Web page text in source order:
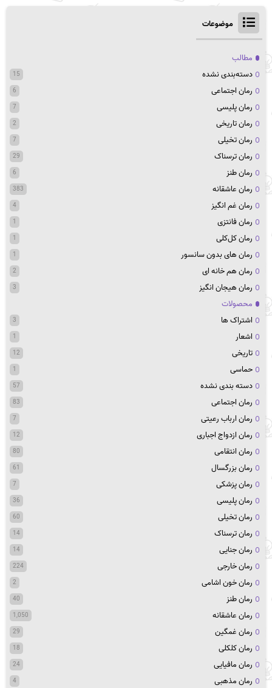
موضوعات
مطالب
دسته‌بندی نشده
15
رمان اجتماعی 6
رمان پلیسی 7
رمان تاریخی 2
رمان تخیلی 7
رمان ترسناک 29
رمان طنز 6
رمان عاشقانه 383
رمان غم انگیز 4
رمان فانتزی 1
رمان کل‌کلی 1
رمان های بدون سانسور 1
رمان هم خانه ای 2
رمان هیجان انگیز 3
محصولات
اشتراک ها
3
اشعار 1
تاریخی 12
حماسی 1
دسته بندی نشده 57
رمان اجتماعی 83
رمان ارباب رعیتی 7
رمان ازدواج اجباری 12
رمان انتقامی 80
رمان بزرگسال 61
رمان پزشکی 7
رمان پلیسی 36
رمان تخیلی 60
رمان ترسناک 14
رمان جنایی 14
رمان خارجی 224
رمان خون اشامی 2
رمان طنز 40
رمان عاشقانه 1,050
رمان غمگین 29
رمان کلکلی 18
رمان مافیایی 24
رمان مذهبی 4